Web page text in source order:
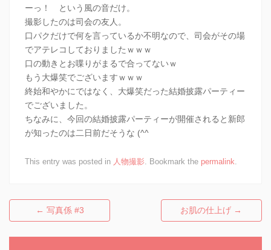
ーっ！ という風の音だけ。
撮影したのは司会の友人。
口パクだけで何を言っているか不明なので、司会がその場
でアテレコしておりましたｗｗｗ
口の動きとお喋りがまるで合ってないｗ
もう大爆笑でございますｗｗｗ
終始和やかにではなく、大爆笑だった結婚披露パーティー
でございました。
ちなみに、今回の結婚披露パーティーが開催されると新郎
が知ったのは二日前だそうな (^^
This entry was posted in 人物撮影 . Bookmark the permalink
Post navigation
← 写真係 #3 お肌の仕上げ →